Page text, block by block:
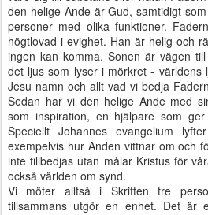
den helige Ande är Gud, samtidigt
personer med olika funktioner.
högtlovad i evighet. Han är helig och
ingen kan komma. Sonen är vägen
det ljus som lyser i mörkret - världens
Jesu namn och allt vad vi bedja
Sedan har vi den helige Ande med
som inspiration, en hjälpare som
Speciellt Johannes evangelium
exempelvis hur Anden vittnar om och
inte tillbedjas utan målar Kristus för
också världen om synd.
Vi möter alltså i Skriften tre
tillsammans utgör en enhet. Det är